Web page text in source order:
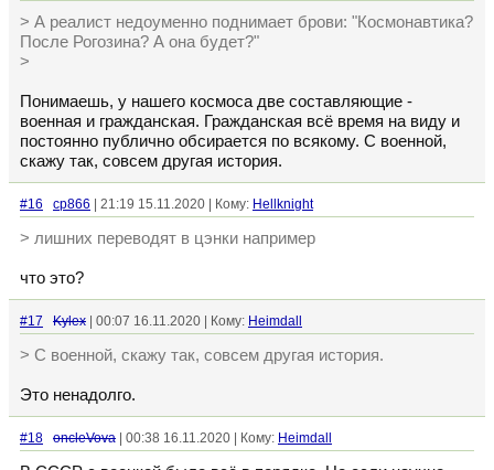
> А реалист недоуменно поднимает брови: "Космонавтика?
После Рогозина? А она будет?"
>
Понимаешь, у нашего космоса две составляющие -
военная и гражданская. Гражданская всё время на виду и
постоянно публично обсирается по всякому. С военной,
скажу так, совсем другая история.
#16 cp866 | 21:19 15.11.2020 | Кому: Hellknight
> лишних переводят в цэнки например
что это?
#17 Kylex | 00:07 16.11.2020 | Кому: Heimdall
> С военной, скажу так, совсем другая история.
Это ненадолго.
#18 oncleVova | 00:38 16.11.2020 | Кому: Heimdall